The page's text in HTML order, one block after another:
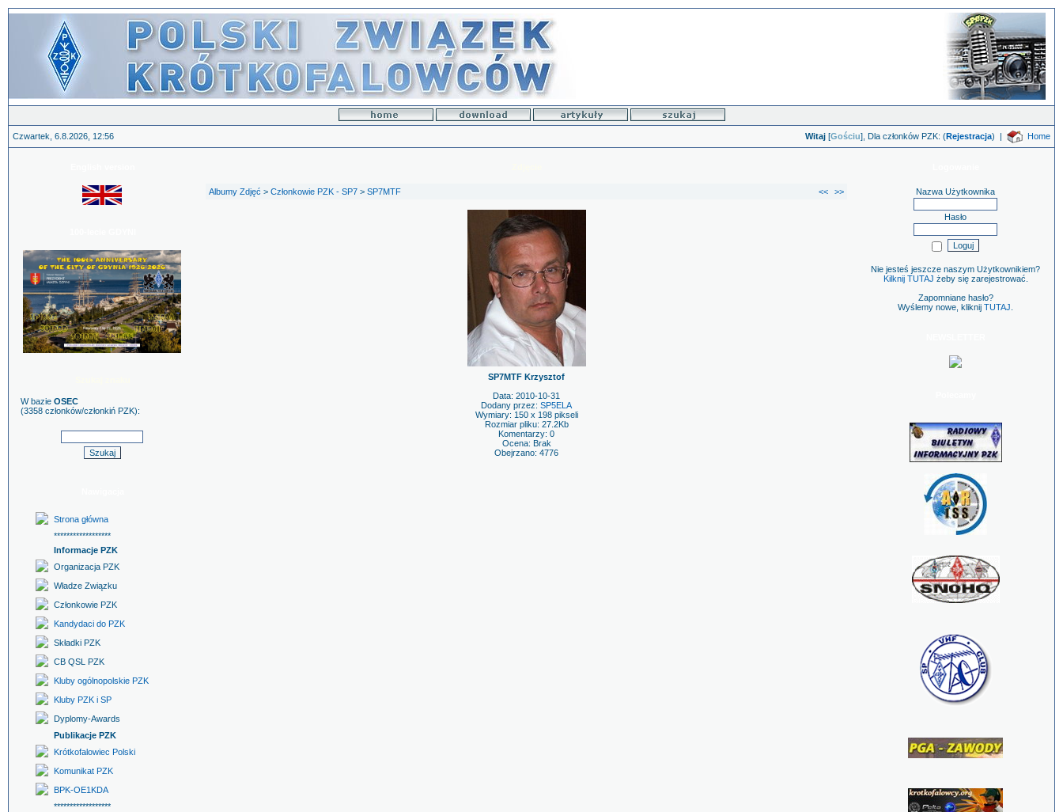
Czwartek, 6.8.2026, 12:56 Witaj [Gościu], Dla członków PZK: (Rejestracja) | Home
W bazie OSEC
(3358 członków/członkiń PZK):
Strona główna
******************
Informacje PZK
Organizacja PZK
Władze Związku
Członkowie PZK
Kandydaci do PZK
Składki PZK
CB QSL PZK
Kluby ogólnopolskie PZK
Kluby PZK i SP
Dyplomy-Awards
Publikacje PZK
Krótkofalowiec Polski
Komunikat PZK
BPK-OE1KDA
******************
Albumy Zdjęć > Członkowie PZK - SP7 > SP7MTF << >>
SP7MTF Krzysztof
Data: 2010-10-31
Dodany przez: SP5ELA
Wymiary: 150 x 198 pikseli
Rozmiar pliku: 27.2Kb
Komentarzy: 0
Ocena: Brak
Obejrzano: 4776
Nazwa Użytkownika
Hasło
Nie jesteś jeszcze naszym Użytkownikiem?
Kilknij TUTAJ żeby się zarejestrować.
Zapomniane hasło?
Wyślemy nowe, kliknij TUTAJ